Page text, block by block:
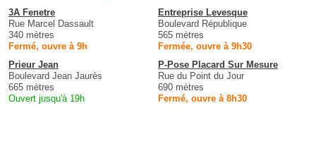
3A Fenetre
Rue Marcel Dassault
340 mètres
Fermé, ouvre à 9h
Entreprise Levesque
Boulevard République
565 mètres
Fermée, ouvre à 9h30
Prieur Jean
Boulevard Jean Jaurès
665 mètres
Ouvert jusqu'à 19h
P-Pose Placard Sur Mesure
Rue du Point du Jour
690 mètres
Fermé, ouvre à 8h30